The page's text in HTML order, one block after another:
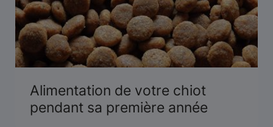
Alimentation de votre chiot
pendant sa première année